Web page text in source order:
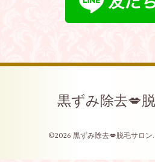
黒ずみ除去💋
©2026 黒ずみ除去💋脱毛サロン